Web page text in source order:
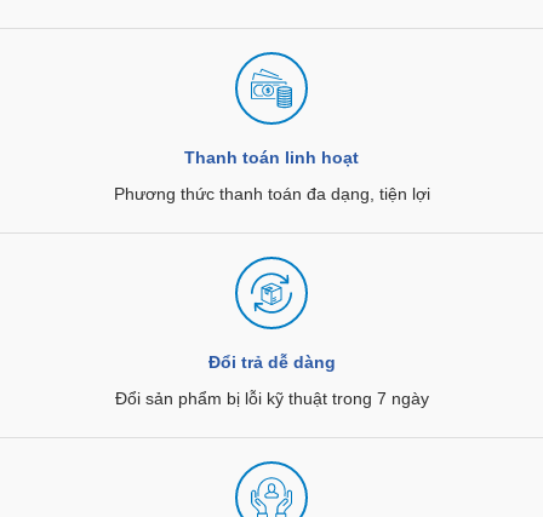
Thanh toán linh hoạt
Phương thức thanh toán đa dạng, tiện lợi
Đổi trả dễ dàng
Đổi sản phẩm bị lỗi kỹ thuật trong 7 ngày